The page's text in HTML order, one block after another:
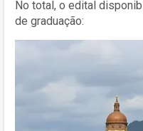
No total, o edital
de graduação: